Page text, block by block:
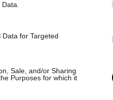
for Targeted
Sale, and/or Sharing
Purposes for which it
και τη
ρίζες ως
χρόνο·
και